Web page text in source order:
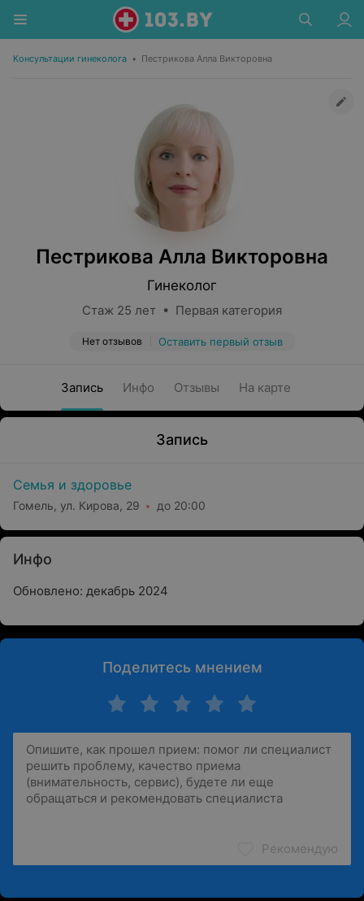
Консультации гинеколога • Пестрикова Алла Викторовна
Пестрикова Алла Викторовна
Гинеколог
Стаж 25 лет • Первая категория
Нет отзывов Оставить первый отзыв
Запись Инфо Отзывы На карте
Запись
Семья и здоровье
Гомель, ул. Кирова, 29 до 20:00
Инфо
Обновлено: декабрь 2024
Поделитесь мнением
Рекомендую